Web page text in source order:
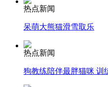
安徽一实载49人客车翻车
热点新闻
呆萌大熊猫滑雪取乐
热点新闻
狗教练陪伴最胖猫咪 训